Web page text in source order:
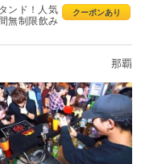
クーポンあり
ンド！人気
無制限飲み
那覇